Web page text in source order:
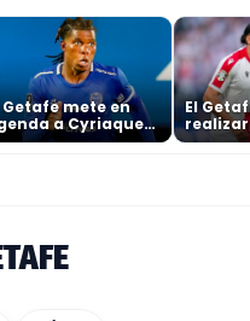
Getafe mete en
a Cyriaque
El
fichaje